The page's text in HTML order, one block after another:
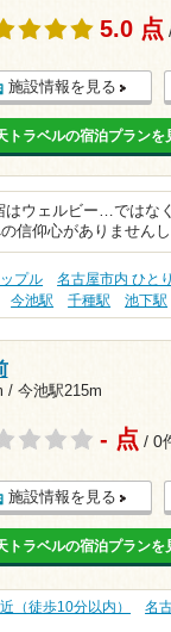
5.0 点
施設情報を見る
トラベルの宿泊プランを
はウェルビー…ではな
信仰心がありません
プル
名古屋市内 ひと
今池駅 千種駅 池下駅
/ 今池駅215m
- 点 / 0
施設情報を見る
トラベルの宿泊プランを
（徒歩10分以内） 名